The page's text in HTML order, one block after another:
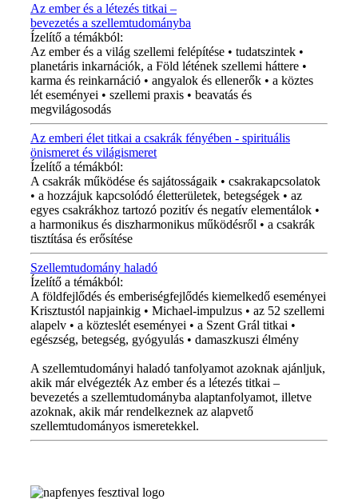
Az ember és a létezés titkai –
bevezetés a szellemtudományba
Ízelítő a témákból:
Az ember és a világ szellemi felépítése • tudatszintek •
planetáris inkarnációk, a Föld létének szellemi háttere •
karma és reinkarnáció • angyalok és ellenerők • a köztes
lét eseményei • szellemi praxis • beavatás és
megvilágosodás
Az emberi élet titkai a csakrák fényében - spirituális
önismeret és világismeret
Ízelítő a témákból:
A csakrák működése és sajátosságaik • csakrakapcsolatok
• a hozzájuk kapcsolódó életterületek, betegségek • az
egyes csakrákhoz tartozó pozitív és negatív elementálok •
a harmonikus és diszharmonikus működésről • a csakrák
tisztítása és erősítése
Szellemtudomány haladó
Ízelítő a témákból:
A földfejlődés és emberiségfejlődés kiemelkedő eseményei
Krisztustól napjainkig • Michael-impulzus • az 52 szellemi
alapelv • a közteslét eseményei • a Szent Grál titkai •
egészség, betegség, gyógyulás • damaszkuszi élmény
A szellemtudományi haladó tanfolyamot azoknak ajánljuk,
akik már elvégezték Az ember és a létezés titkai –
bevezetés a szellemtudományba alaptanfolyamot, illetve
azoknak, akik már rendelkeznek az alapvető
szellemtudományos ismeretekkel.